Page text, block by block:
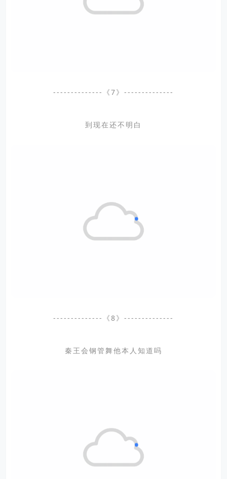
--------------《7》--------------
到现在还不明白
--------------《8》--------------
秦王会钢管舞他本人知道吗